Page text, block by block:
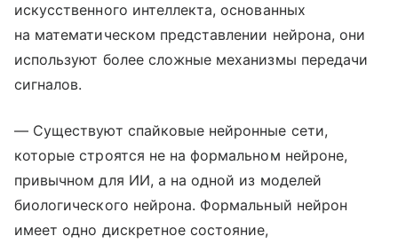
искусственного интеллекта, основанных
на математическом представлении нейрона, они
используют более сложные механизмы передачи
сигналов.
— Существуют спайковые нейронные сети,
которые строятся не на формальном нейроне,
привычном для ИИ, а на одной из моделей
биологического нейрона. Формальный нейрон
имеет одно дискретное состояние,